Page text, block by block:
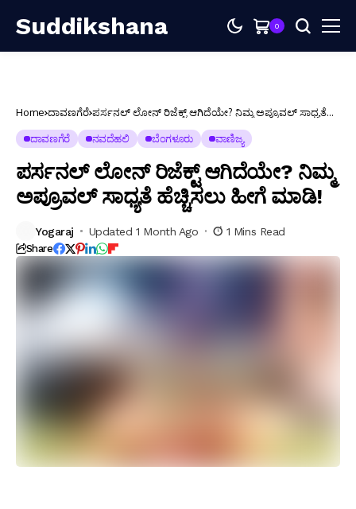
Suddikshana 0
Home ದಾವಣಗೆರೆ ಪರ್ಸನಲ್ ಲೋನ್ ರಿಜೆಕ್ಟ್ ಆಗಿದೆಯೇ? ನಿಮ್ಮ ಅಪ್ರೂವಲ್ ಸಾಧ್ಯತೆ
ದಾವಣಗೆರೆ ನವದೆಹಲಿ ಬೆಂಗಳೂರು ವಾಣಿಜ್ಯ
ಪರ್ಸನಲ್ ಲೋನ್ ರಿಜೆಕ್ಟ್ ಆಗಿದೆಯೇ? ನಿಮ್ಮ
ಅಪ್ರೂವಲ್ ಸಾಧ್ಯತೆ ಹೆಚ್ಚಿಸಲು ಹೀಗೆ ಮಾಡಿ!
Yogaraj Updated 1 Month Ago 1 Mins Read
Share